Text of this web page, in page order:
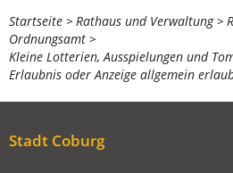
Sie
befinden
sich
hier:
Startseite Rathaus und Verwaltung
Ordnungsamt
Kleine Lotterien, Ausspielungen und
Erlaubnis oder Anzeige allgemein
Stadt Coburg